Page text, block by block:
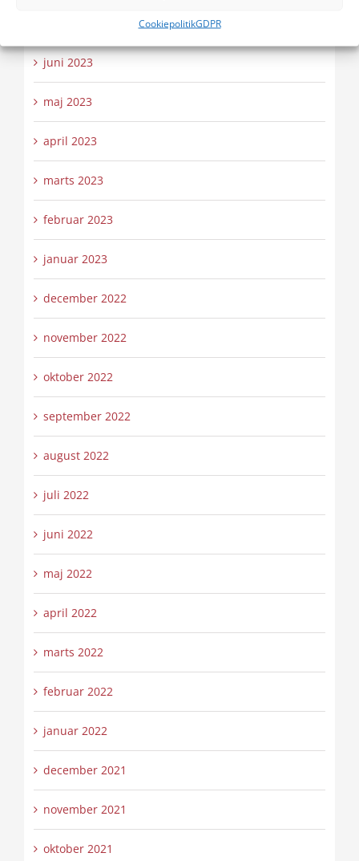
CookiepolitikGDPR
juni 2023
maj 2023
april 2023
marts 2023
februar 2023
januar 2023
december 2022
november 2022
oktober 2022
september 2022
august 2022
juli 2022
juni 2022
maj 2022
april 2022
marts 2022
februar 2022
januar 2022
december 2021
november 2021
oktober 2021